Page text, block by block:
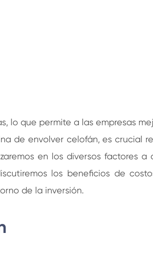
lo que permite a las empresas
de envolver celofán, es crucial
en los diversos factores a
los beneficios de
de la inversión.